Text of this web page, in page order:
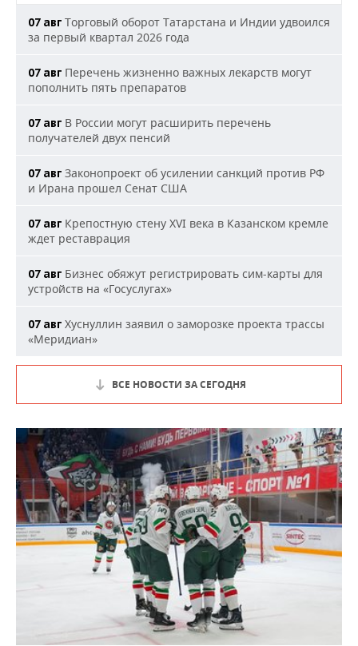
07 авг Торговый оборот Татарстана и Индии удвоился
за первый квартал 2026 года
07 авг Перечень жизненно важных лекарств могут
пополнить пять препаратов
07 авг В России могут расширить перечень
получателей двух пенсий
07 авг Законопроект об усилении санкций против РФ
и Ирана прошел Сенат США
07 авг Крепостную стену XVI века в Казанском кремле
ждет реставрация
07 авг Бизнес обяжут регистрировать сим-карты для
устройств на «Госуслугах»
07 авг Хуснуллин заявил о заморозке проекта трассы
«Меридиан»
ВСЕ НОВОСТИ ЗА СЕГОДНЯ